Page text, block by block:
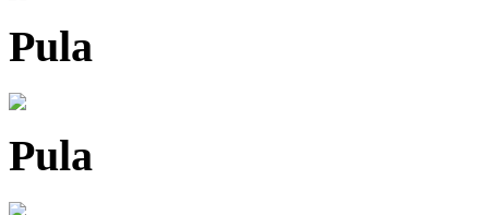
Pula
Pula